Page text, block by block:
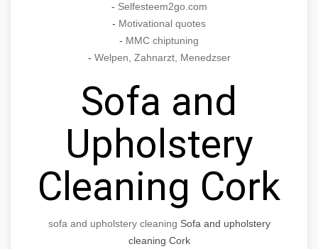
- Selfesteem2go.com
- Motivational quotes
- MMC chiptuning
- Welpen, Zahnarzt, Menedzser
Sofa and
Upholstery
Cleaning Cork
sofa and upholstery cleaning Sofa and upholstery
cleaning Cork